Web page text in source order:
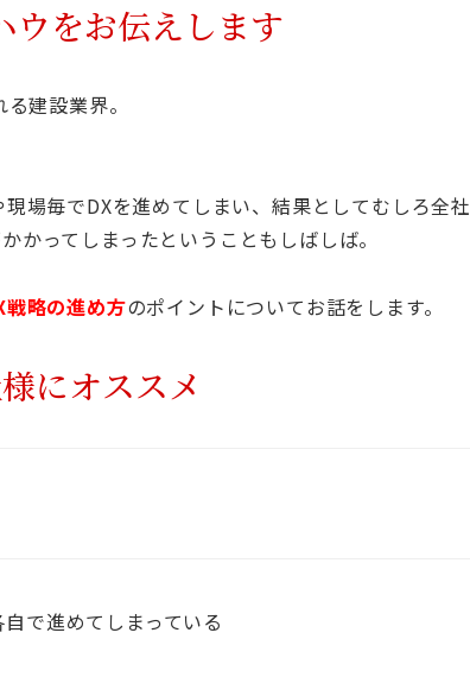
ウをお伝えします
建設業界。
場毎でDXを進めてしまい、結果としてむしろ全社
かってしまったということもしばしば。
略の進め方のポイントについてお話をします。
にオススメ
で進めてしまっている